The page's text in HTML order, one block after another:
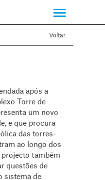
Voltar
após a
Torre de
um novo
e que procura
das torres-
ao longo dos
também
questões de
sistema de